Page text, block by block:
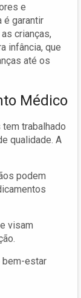
e
é garantir
crianças,
infância, que
até os
Médico
trabalhado
qualidade. A
podem
visam
bem-estar